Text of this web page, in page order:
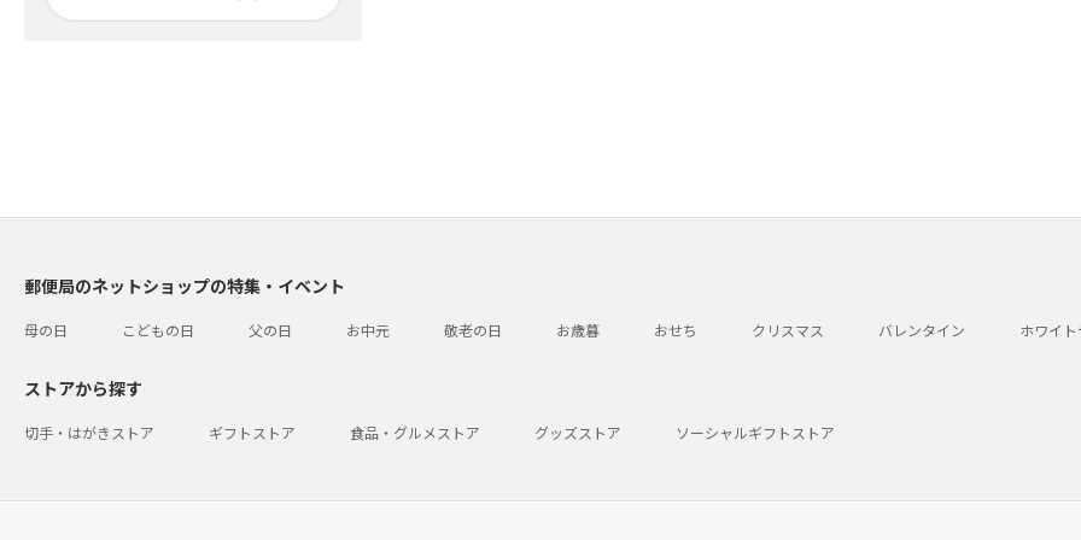
郵便局のネットショップの特集・イベント
母の日 こどもの日 父の日 お中元 敬老の日 お歳暮 おせち クリスマス バレンタイン ホワイ
ストアから探す
切手・はがきストア ギフトストア 食品・グルメストア グッズストア ソーシャルギフトストア